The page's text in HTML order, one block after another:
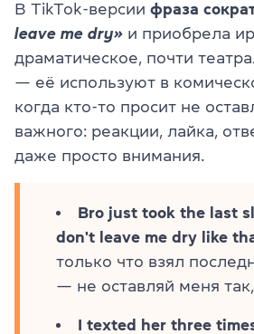
В TikTok-версии фраза
leave me dry» и приобрела
драматическое, почти
— её используют в
когда кто-то просит не
важного: реакции, лайка,
даже просто внимания.
Bro just took the last
don't leave me dry like
только что взял
— не оставляй меня
I texted her three